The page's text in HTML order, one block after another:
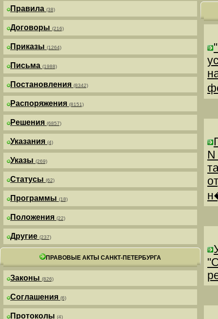
Правила (38)
Договоры (216)
Приказы (1264)
Письма (1988)
Постановления (8342)
Распоряжения (8151)
Решения (6857)
Указания (4)
Указы (269)
Статусы (62)
Программы (18)
Положения (22)
Другие (237)
ПРАВОВЫЕ АКТЫ САНКТ-ПЕТЕРБУРГА
Законы (826)
Соглашения (6)
Протоколы (4)